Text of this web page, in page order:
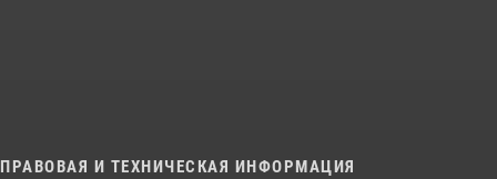
ПРАВОВАЯ И ТЕХНИЧЕСКАЯ ИНФОРМАЦИЯ